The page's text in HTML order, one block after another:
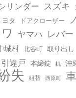
リンダー スズキ
ヨタ ドアクローザー
ヤマハ レバー
城村 北谷町 取り出し
引違戸 本締錠 机 沖
失 組替 西原町 車